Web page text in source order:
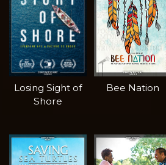
Losing Sight of
Shore
Bee Nation